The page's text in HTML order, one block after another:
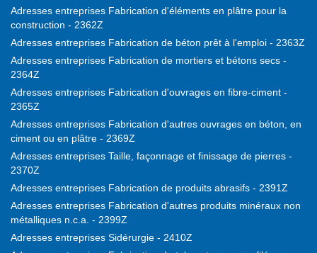
Adresses entreprises Fabrication d'éléments en plâtre pour la
construction - 2362Z
Adresses entreprises Fabrication de béton prêt à l'emploi - 2363Z
Adresses entreprises Fabrication de mortiers et bétons secs -
2364Z
Adresses entreprises Fabrication d'ouvrages en fibre-ciment -
2365Z
Adresses entreprises Fabrication d'autres ouvrages en béton, en
ciment ou en plâtre - 2369Z
Adresses entreprises Taille, façonnage et finissage de pierres -
2370Z
Adresses entreprises Fabrication de produits abrasifs - 2391Z
Adresses entreprises Fabrication d'autres produits minéraux non
métalliques n.c.a. - 2399Z
Adresses entreprises Sidérurgie - 2410Z